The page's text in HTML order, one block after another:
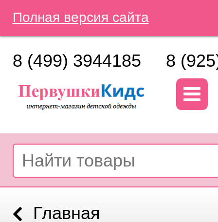
Полная версия сайта
8 (499) 3944185 8
Главная